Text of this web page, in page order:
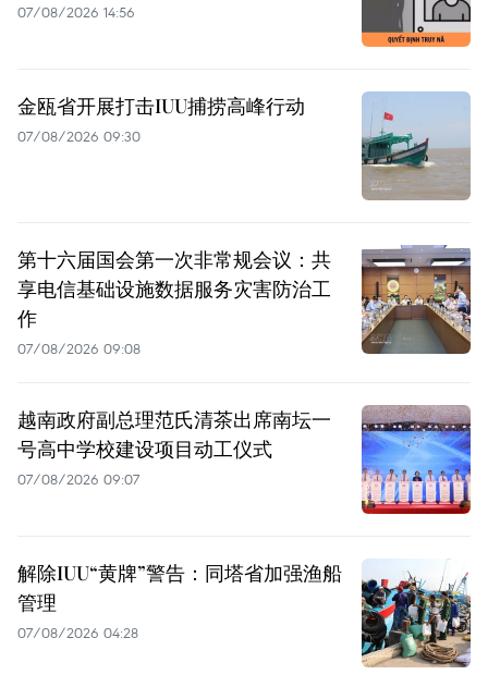
07/08/2026 14:56
金瓯省开展打击IUU捕捞高峰行动
07/08/2026 09:30
第十六届国会第一次非常规会议：共
享电信基础设施数据服务灾害防治工
作
07/08/2026 09:08
越南政府副总理范氏清茶出席南坛一
号高中学校建设项目动工仪式
07/08/2026 09:07
解除IUU“黄牌”警告：同塔省加强渔船
管理
07/08/2026 04:28